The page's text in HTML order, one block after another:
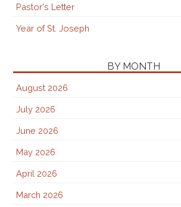
Pastor's Letter
Year of St. Joseph
BY MONTH
August 2026
July 2026
June 2026
May 2026
April 2026
March 2026